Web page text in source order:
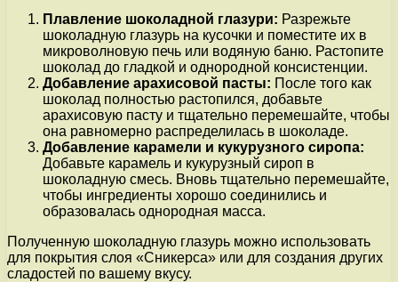
Плавление шоколадной глазури: Разрежьте
шоколадную глазурь на кусочки и поместите их в
микроволновую печь или водяную баню. Растопите
шоколад до гладкой и однородной консистенции.
Добавление арахисовой пасты: После того как
шоколад полностью растопился, добавьте
арахисовую пасту и тщательно перемешайте, чтобы
она равномерно распределилась в шоколаде.
Добавление карамели и кукурузного сиропа:
Добавьте карамель и кукурузный сироп в
шоколадную смесь. Вновь тщательно перемешайте,
чтобы ингредиенты хорошо соединились и
образовалась однородная масса.
Полученную шоколадную глазурь можно использовать
для покрытия слоя «Сникерса» или для создания других
сладостей по вашему вкусу.